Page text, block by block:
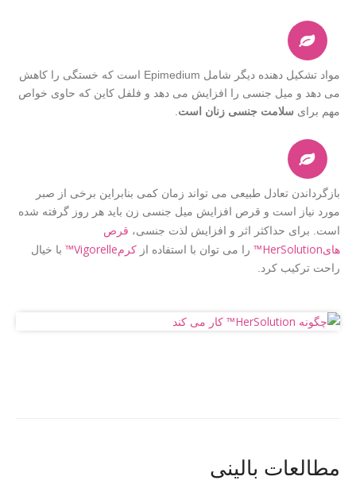
مواد تشکیل دهنده دیگر شامل Epimedium است که خستگی را کاهش
می دهد و میل جنسی را افزایش می دهد و فلفل کاین که حاوی خواص
مهم برای سلامت جنسی زنان است
بازگرداندن تعادل طبیعی می تواند زمان کمی بنابراین برخی از صبر
مورد نیاز است و قرص افزایش میل جنسی زن باید هر روز گرفته شده
است. برای حداکثر اثر و افزایش لذت جنسی، قرص
هایHerSolution™
را می توان با استفاده از کرمVigorelle™
با خیال
راحت ترکیب کرد.
مطالعات بالینی